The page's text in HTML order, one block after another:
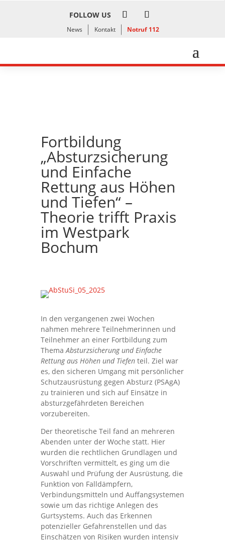
FOLLOW US
News Kontakt Notruf 112
Fortbildung
„Absturzsicherung
und Einfache
Rettung aus Höhen
und Tiefen“ –
Theorie trifft Praxis
im Westpark
Bochum
In den vergangenen zwei Wochen
nahmen mehrere Teilnehmerinnen und
Teilnehmer an einer Fortbildung zum
ThemaAbsturzsicherung und Einfache
Rettung aus Höhen und Tiefenteil. Ziel war
es, den sicheren Umgang mit persönlicher
Schutzausrüstung gegen Absturz (PSAgA)
zu trainieren und sich auf Einsätze in
absturzgefährdeten Bereichen
vorzubereiten.
Der theoretische Teil fand an mehreren
Abenden unter der Woche statt. Hier
wurden die rechtlichen Grundlagen und
Vorschriften vermittelt, es ging um die
Auswahl und Prüfung der Ausrüstung, die
Funktion von Falldämpfern,
Verbindungsmitteln und Auffangsystemen
sowie um das richtige Anlegen des
Gurtsystems. Auch das Erkennen
potenzieller Gefahrenstellen und das
Einschätzen von Risiken wurden intensiv